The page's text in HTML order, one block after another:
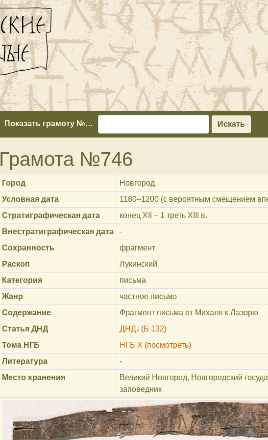
Показать грамоту №… Искать
Грамота №746
Город
Новгород
Условная дата
1180‒1200 (с вероятным смещением
Стратиграфическая дата
конец XII – 1 треть XIII в.
Внестратиграфическая дата
-
Сохранность
фрагмент
Раскоп
Лукинский
Категория
письма
Жанр
частное письмо
Содержание
Фрагмент письма от Михаля к Лазорю
Статья ДНД
ДНД₂(Б 132)
Тома НГБ
НГБ X (посмотреть)
Литература
-
Место хранения
Великий Новгород, Новгородский
заповедник